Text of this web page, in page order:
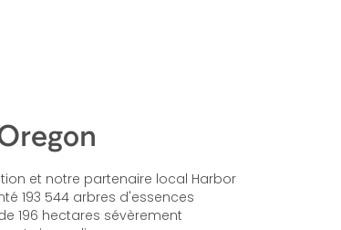
et notre partenaire local Harbor
193 544 arbres d'essences
196 hectares sévèrement